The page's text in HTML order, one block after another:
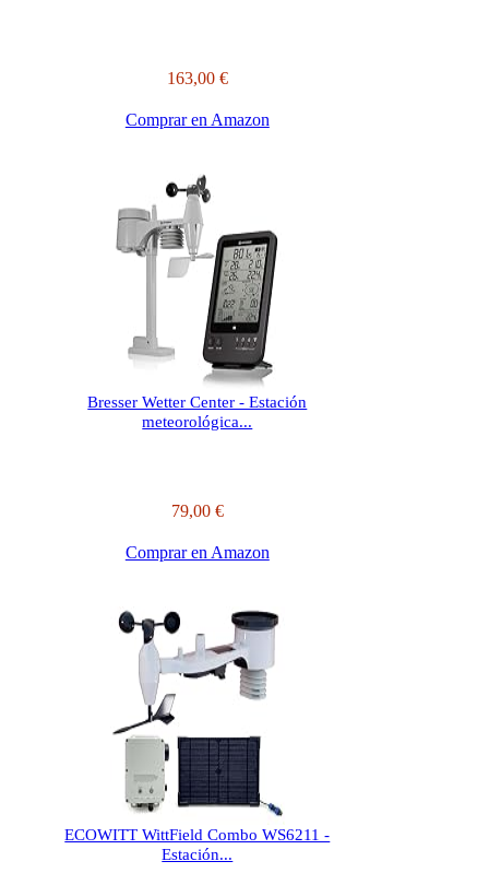
163,00 €
Comprar en Amazon
Bresser Wetter Center - Estación
meteorológica...
79,00 €
Comprar en Amazon
ECOWITT WittField Combo WS6211 -
Estación...